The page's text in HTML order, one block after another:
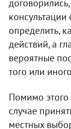
определить,
действий, а
вероятные
того или
Помимо этого
случае
местных